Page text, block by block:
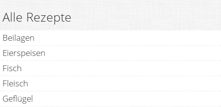
Alle Rezepte
Beilagen
Eierspeisen
Fisch
Fleisch
Geflügel